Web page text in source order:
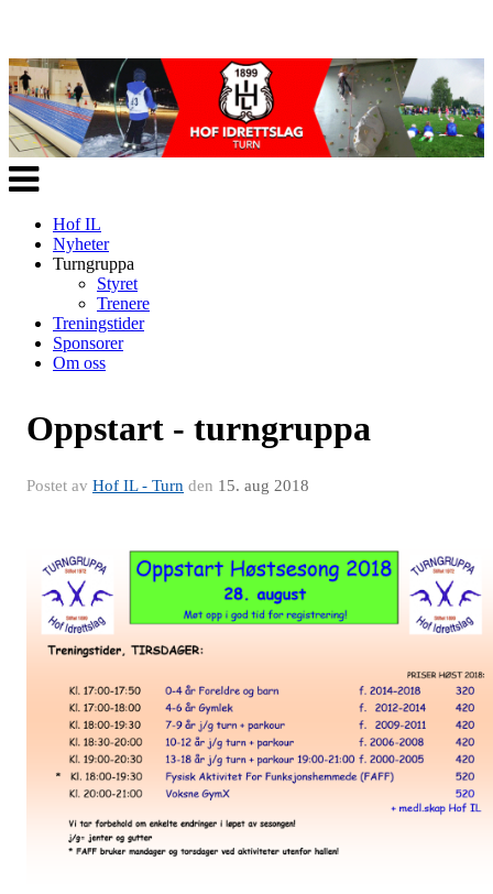
Veksle
navigasjon
Hof IL
Nyheter
Turngruppa
Styret
Trenere
Treningstider
Sponsorer
Om oss
Oppstart - turngruppa
Postet av Hof IL - Turn den 15. aug 2018